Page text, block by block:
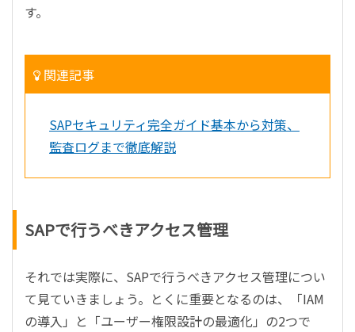
す。
関連記事
SAPセキュリティ完全ガイド基本から対策、
監査ログまで徹底解説
SAPで行うべきアクセス管理
それでは実際に、SAPで行うべきアクセス管理につい
て見ていきましょう。とくに重要となるのは、「IAM
の導入」と「ユーザー権限設計の最適化」の2つで